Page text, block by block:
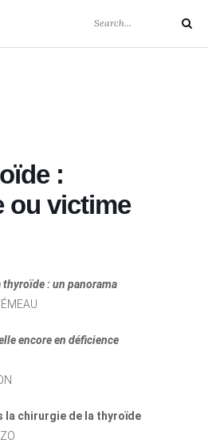
for:
Search
:
ou victime
thyroïde : un panorama
encore en déficience
la chirurgie de la thyroïde